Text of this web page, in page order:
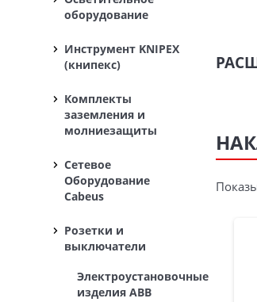
оборудование
Инструмент KNIPEX
(книпекс)
Комплекты
заземления и
молниезащиты
Сетевое
Оборудование
Cabeus
Розетки и
выключатели
Электроустановочные
изделия ABB